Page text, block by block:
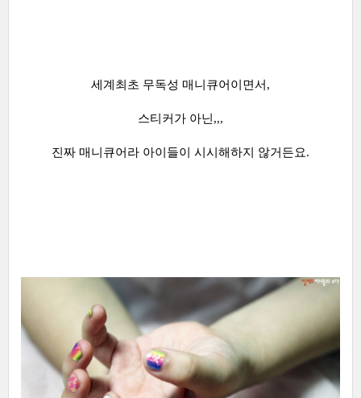
세계최초 무독성 매니큐어이면서,
스티커가 아닌,,,
진짜 매니큐어라 아이들이 시시해하지 않거든요.